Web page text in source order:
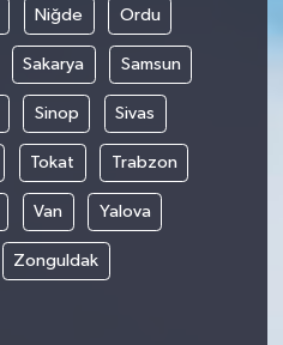
Niğde Ordu
Sakarya Samsun
Sinop Sivas
Tokat Trabzon
Van Yalova
Zonguldak